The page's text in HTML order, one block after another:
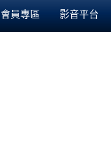
會員專區 影音平台